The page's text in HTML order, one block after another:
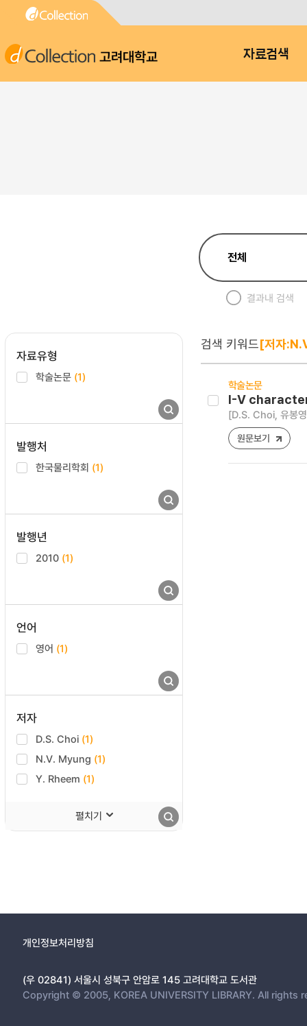
고려대학교 자료검색
결과내 검색
자료유형
학술논문 (1)
발행처
한국물리학회 (1)
발행년
2010 (1)
언어
영어 (1)
저자
D.S. Choi (1)
N.V. Myung (1)
Y. Rheem (1)
펼치기
검색 키워드[저자
학술논문
I-V
[D.S. Choi, 유봉
원문보기
개인정보처리방침
(우 02841) 서울시 성북구 안암로 145 고려대학교 도서관
Copyright © 2005, KOREA UNIVERSITY LIBRARY. All rights